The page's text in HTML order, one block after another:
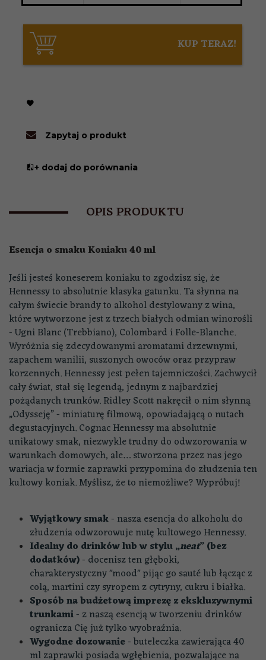
KUP TERAZ!
Zapytaj o produkt
+ dodaj do porównania
OPIS PRODUKTU
Esencja o smaku Koniaku 40 ml
Jeśli jesteś koneserem koniaku to zgodzisz się, że
Hennessy to absolutnie klasyka gatunku. Ta słynna na
całym świecie brandy to alkohol destylowany z wina,
które wytworzone jest z trzech białych odmian winorośli
- Ugni Blanc (Trebbiano), Colombard i Folle-Blanche.
Wyróżnia się zdecydowanymi aromatami drzewnymi,
zapachem wanilii, suszonych owoców oraz przypraw
korzennych. Hennessy jest pełen tajemniczości. Zachwycił
cały świat, stał się legendą, jednym z najbardziej
pożądanych trunków. Ridley Scott nakręcił o nim słynną
„Odysseję” - miniaturę filmową, opowiadającą o nutach
degustacyjnych. Cognac Hennessy ma absolutnie
unikatowy smak, niezwykle trudny do odwzorowania w
warunkach domowych, ale… stworzona przez nas jego
wariacja w formie zaprawki przypomina do złudzenia ten
kultowy koniak. Myślisz, że to niemożliwe? Wypróbuj!
Wyjątkowy smak- nasza esencja do alkoholu do
złudzenia odwzorowuje nutę kultowego Hennessy.
Idealny do drinków lub w stylu „neat” (bez
dodatków)- docenisz ten głęboki,
charakterystyczny "mood" pijąc go sauté lub łącząc z
colą, martini czy syropem z cytryny, cukru i białka.
Sposób na budżetową imprezę z ekskluzywnymi
trunkami- z naszą esencją w tworzeniu drinków
ogranicza Cię już tylko wyobraźnia.
Wygodne dozowanie- buteleczka zawierająca 40
ml zaprawki posiada wgłębienia, pozwalające na